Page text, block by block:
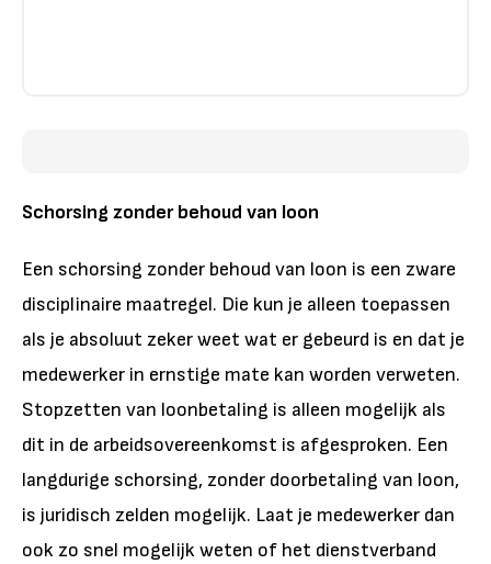
Schorsing zonder behoud van loon
Een schorsing zonder behoud van loon is een zware
disciplinaire maatregel. Die kun je alleen toepassen
als je absoluut zeker weet wat er gebeurd is en dat je
medewerker in ernstige mate kan worden verweten.
Stopzetten van loonbetaling is alleen mogelijk als
dit in de arbeidsovereenkomst is afgesproken. Een
langdurige schorsing, zonder doorbetaling van loon,
is juridisch zelden mogelijk. Laat je medewerker dan
ook zo snel mogelijk weten of het dienstverband